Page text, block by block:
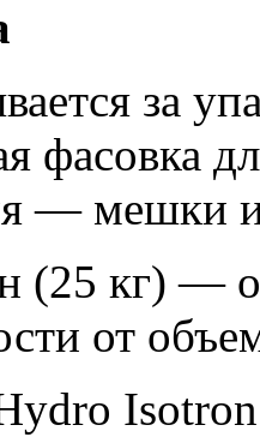
за
фасовка
— мешки
(25 кг) —
от